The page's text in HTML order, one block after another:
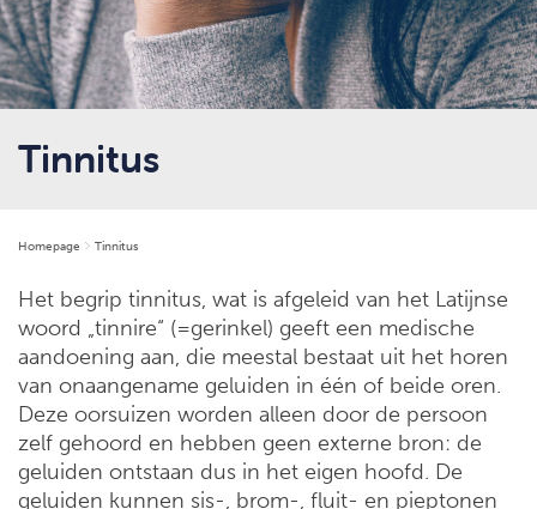
Tinnitus
Homepage Tinnitus
Het begrip tinnitus, wat is afgeleid van het Latijnse
woord „tinnire“ (=gerinkel) geeft een medische
aandoening aan, die meestal bestaat uit het horen
van onaangename geluiden in één of beide oren.
Deze oorsuizen worden alleen door de persoon
zelf gehoord en hebben geen externe bron: de
geluiden ontstaan dus in het eigen hoofd. De
geluiden kunnen sis-, brom-, fluit- en pieptonen